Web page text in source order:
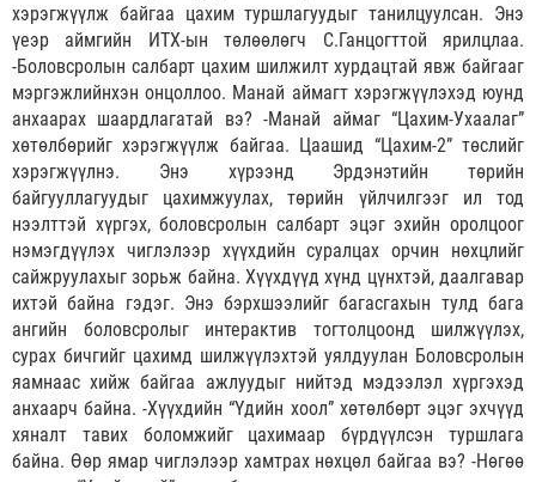
хэрэгжүүлж байгаа цахим туршлагуудыг танилцуулсан. Энэ
үеэр аймгийн ИТХ-ын төлөөлөгч С.Ганцогттой ярилцлаа.
-Боловсролын салбарт цахим шилжилт хурдацтай явж байгааг
мэргэжлийнхэн онцоллоо. Манай аймагт хэрэгжүүлэхэд юунд
анхаарах шаардлагатай вэ? -Манай аймаг “Цахим-Ухаалаг”
хөтөлбөрийг хэрэгжүүлж байгаа. Цаашид “Цахим-2” төслийг
хэрэгжүүлнэ. Энэ хүрээнд Эрдэнэтийн төрийн
байгууллагуудыг цахимжуулах, төрийн үйлчилгээг ил тод
нээлттэй хүргэх, боловсролын салбарт эцэг эхийн оролцоог
нэмэгдүүлэх чиглэлээр хүүхдийн суралцах орчин нөхцлийг
сайжруулахыг зорьж байна. Хүүхдүүд хүнд цүнхтэй, даалгавар
ихтэй байна гэдэг. Энэ бэрхшээлийг багасгахын тулд бага
ангийн боловсролыг интерактив тогтолцоонд шилжүүлэх,
сурах бичгийг цахимд шилжүүлэхтэй уялдуулан Боловсролын
яамнаас хийж байгаа ажлуудыг нийтэд мэдээлэл хүргэхэд
анхаарч байна. -Хүүхдийн “Үдийн хоол” хөтөлбөрт эцэг эхчүүд
хяналт тавих боломжийг цахимаар бүрдүүлсэн туршлага
байна. Өөр ямар чиглэлээр хамтрах нөхцөл байгаа вэ? -Нөгөө